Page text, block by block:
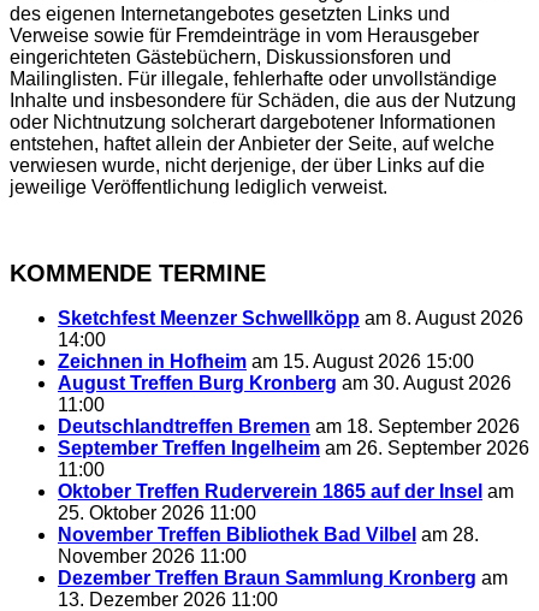
des eigenen Internetangebotes gesetzten Links und
Verweise sowie für Fremdeinträge in vom Herausgeber
eingerichteten Gästebüchern, Diskussionsforen und
Mailinglisten. Für illegale, fehlerhafte oder unvollständige
Inhalte und insbesondere für Schäden, die aus der Nutzung
oder Nichtnutzung solcherart dargebotener Informationen
entstehen, haftet allein der Anbieter der Seite, auf welche
verwiesen wurde, nicht derjenige, der über Links auf die
jeweilige Veröffentlichung lediglich verweist.
KOMMENDE TERMINE
Sketchfest Meenzer Schwellköpp am 8. August 2026
14:00
Zeichnen in Hofheim am 15. August 2026 15:00
August Treffen Burg Kronberg am 30. August 2026
11:00
Deutschlandtreffen Bremen am 18. September 2026
September Treffen Ingelheim am 26. September 2026
11:00
Oktober Treffen Ruderverein 1865 auf der Insel am
25. Oktober 2026 11:00
November Treffen Bibliothek Bad Vilbel am 28.
November 2026 11:00
Dezember Treffen Braun Sammlung Kronberg am
13. Dezember 2026 11:00